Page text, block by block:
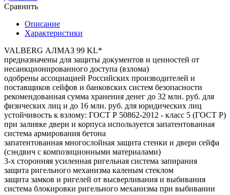
Сравнить
Описание
Характеристики
VALBERG АЛМАЗ 99 KL*
предназначены для защиты документов и ценностей от
несанкционированного доступа (взлома)
одобрены ассоциацией Российских производителей и
поставщиков сейфов и банковских систем безопасности
рекомендованная сумма хранения денег до 32 млн. руб. для
физических лиц и до 16 млн. руб. для юридических лиц
устойчивость к взлому: ГОСТ Р 50862-2012 - класс 5 (ГОСТ Р)
при заливке двери и корпуса используется запатентованная
система армирования бетона
запатентованная многослойная защита стенки и двери сейфа
(сэндвич с композиционными материалами)
3-х сторонняя усиленная ригельная система запирания
защита ригельного механизма каленым стеклом
защита замков и ригелей от высверливания и выбивания
система блокировки ригельного механизма при выбивании